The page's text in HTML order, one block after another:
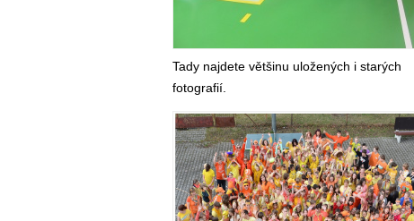
Tady najdete většinu uložených i starých
fotografií.